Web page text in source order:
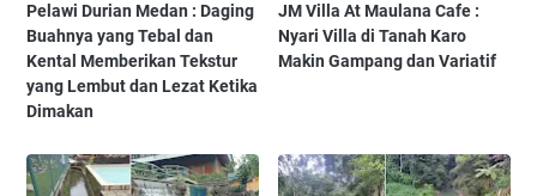
Pelawi Durian Medan : Daging
Buahnya yang Tebal dan
Kental Memberikan Tekstur
yang Lembut dan Lezat Ketika
Dimakan
JM Villa At Maulana Cafe :
Nyari Villa di Tanah Karo
Makin Gampang dan Variatif